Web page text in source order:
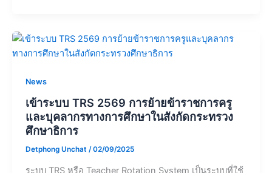
News
เข้าระบบ TRS 2569 การย้ายข้าราชการครู
และบุคลากรทางการศึกษาในสังกัดกระทรวง
ศึกษาธิการ
Detphong Unchat /02/09/2025
ระบบ TRS หรือ Teacher Rotation System เป็นระบบที่ใช้